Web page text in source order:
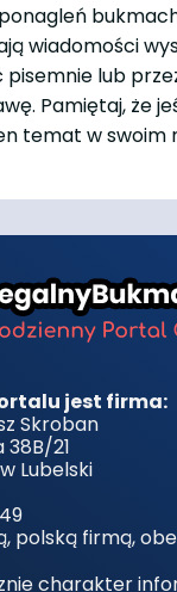
wiadomości
lub
Pamiętaj, że
temat w swoim
jest firma:
Skroban
21
Lubelski
polską firmą,
charakter